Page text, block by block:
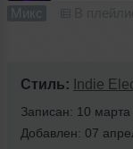
Микс
Стиль: Indie
Записан: 10 марта
Добавлен: 07